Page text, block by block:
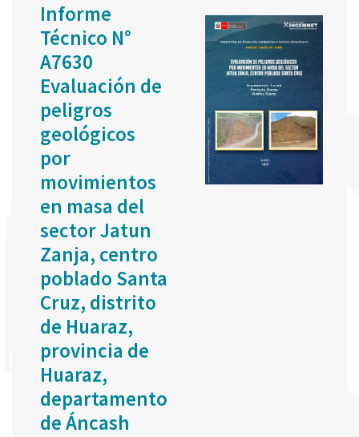
Informe
Técnico N°
A7630
Evaluación de
peligros
geológicos
por
movimientos
en masa del
sector Jatun
Zanja, centro
poblado Santa
Cruz, distrito
de Huaraz,
provincia de
Huaraz,
departamento
de Áncash